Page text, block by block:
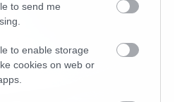
to send me
to enable storage
cookies on web or